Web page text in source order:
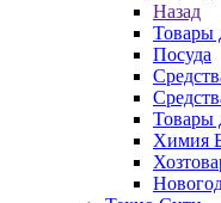
Назад
Товары
Посуда
Товары
Химия